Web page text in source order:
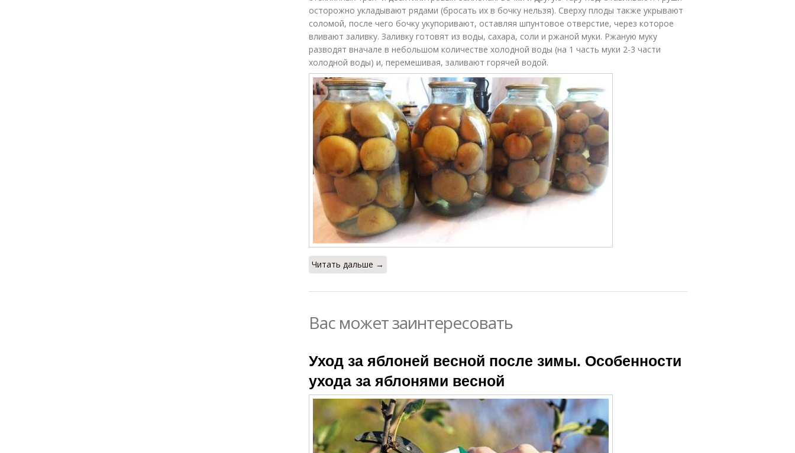
осторожно укладывают рядами (бросать их в бочку нельзя). Сверху плоды также укрывают
соломой, после чего бочку укупоривают, оставляя шпунтовое отверстие, через которое
вливают заливку. Заливку готовят из воды, сахара, соли и ржаной муки. Ржаную муку
разводят вначале в небольшом количестве холодной воды (на 1 часть муки 2-3 части
холодной воды) и, перемешивая, заливают горячей водой.
Читать дальше →
Вас может заинтересовать
Уход за яблоней весной после зимы. Особенности
ухода за яблонями весной